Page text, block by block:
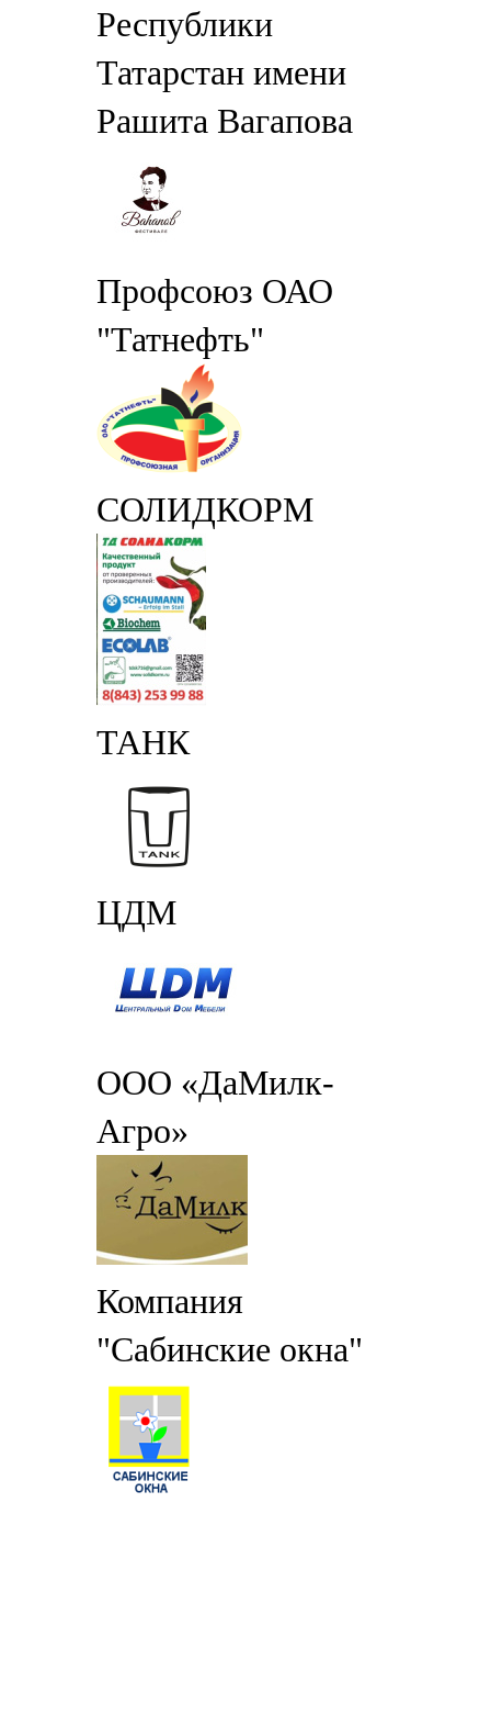
Республики
Татарстан имени
Рашита Вагапова
Профсоюз ОАО
"Татнефть"
СОЛИДКОРМ
ТАНК
ЦДМ
ООО «ДаМилк-
Агро»
Компания
"Сабинские окна"